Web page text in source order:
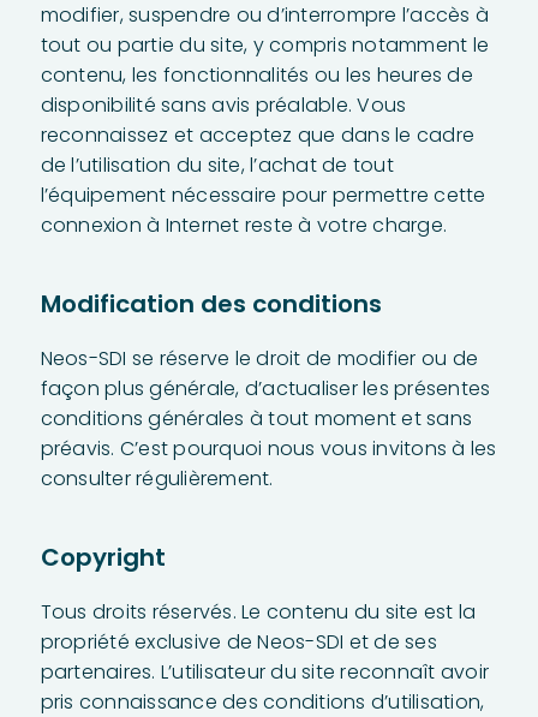
modifier, suspendre ou d’interrompre l’accès à
tout ou partie du site, y compris notamment le
contenu, les fonctionnalités ou les heures de
disponibilité sans avis préalable. Vous
reconnaissez et acceptez que dans le cadre
de l’utilisation du site, l’achat de tout
l’équipement nécessaire pour permettre cette
connexion à Internet reste à votre charge.
Modification des conditions
Neos-SDI se réserve le droit de modifier ou de
façon plus générale, d’actualiser les présentes
conditions générales à tout moment et sans
préavis. C’est pourquoi nous vous invitons à les
consulter régulièrement.
Copyright
Tous droits réservés. Le contenu du site est la
propriété exclusive de Neos-SDI et de ses
partenaires. L’utilisateur du site reconnaît avoir
pris connaissance des conditions d’utilisation,